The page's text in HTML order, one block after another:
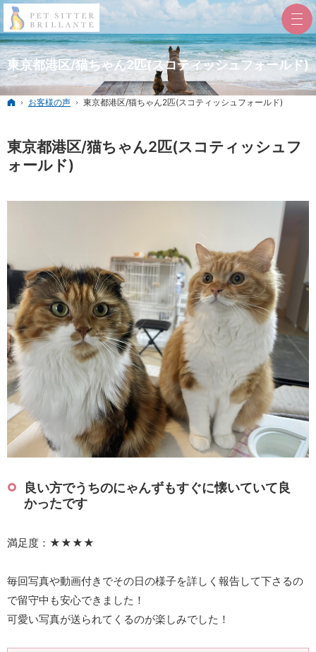
東京都港区/猫ちゃん2匹(スコティッシュフォールド)
ホーム
お客様の声 東京都港区/猫ちゃん2匹(スコティッシュフォールド)
東京都港区/猫ちゃん2匹(スコティッシュフ
ォールド)
良い方でうちのにゃんずもすぐに懐いていて良
かったです
満足度：★★★★
毎回写真や動画付きでその日の様子を詳しく報告して下さるの
で留守中も安心できました！
可愛い写真が送られてくるのが楽しみでした！